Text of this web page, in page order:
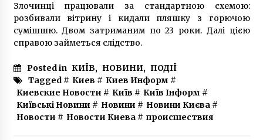
Злочинці працювали за стандартною схемою:
розбивали вітрину і кидали пляшку з горючою
сумішшю. Двом затриманим по 23 роки. Далі цією
справою займеться слідство.
Posted in КИЇВ, НОВИНИ, ПОДІЇ
Tagged # Киев # Киев Информ #
Киевские Новости # Київ # Київ Інформ #
Київські Новини # Новини # Новини Києва#
Новости # Новости Киева# происшествия